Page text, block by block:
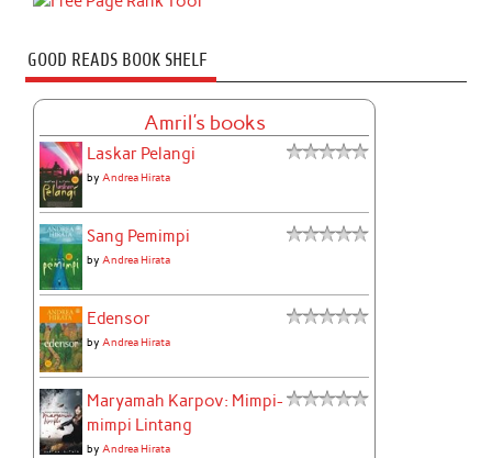
GOOD READS BOOK SHELF
Amril's books
Laskar Pelangi
byAndrea Hirata
Sang Pemimpi
byAndrea Hirata
Edensor
byAndrea Hirata
Maryamah Karpov: Mimpi-
mimpi Lintang
byAndrea Hirata